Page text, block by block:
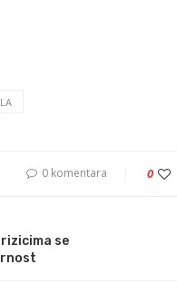
0 komentara 0
se